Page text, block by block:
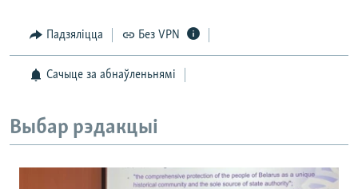
Падзяліцца Без VPN
Сачыце за абнаўленьнямі
Выбар рэдакцыі